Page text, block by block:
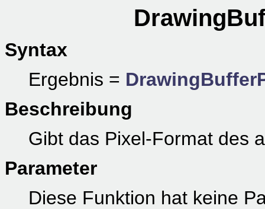
Syntax
Ergebnis =
Beschreibung
Gibt das Pixel-Format des
Parameter
Diese Funktion hat keine